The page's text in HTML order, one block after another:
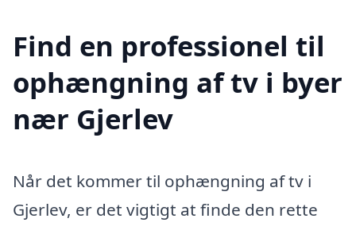
Find en professionel til
ophængning af tv i byer
nær Gjerlev
Når det kommer til ophængning af tv i
Gjerlev, er det vigtigt at finde den rette